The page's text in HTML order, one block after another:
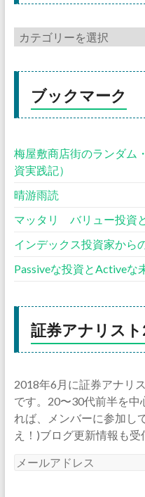
ブックマーク
梅屋敷商店街のランダム
資実践記）
晴游雨読
マッタリ バリュー投資
インデックス投資家から
Passiveな投資とActiveな
証券アナリス
2018年6月に証券アナリ
です。20〜30代前半を
れば、メンバーに参加し
え！)ブログ更新情報も受
メ